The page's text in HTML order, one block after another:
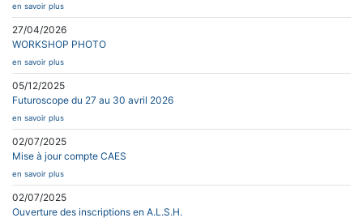
en savoir plus
27/04/2026
WORKSHOP PHOTO
en savoir plus
05/12/2025
Futuroscope du 27 au 30 avril 2026
en savoir plus
02/07/2025
Mise à jour compte CAES
en savoir plus
02/07/2025
Ouverture des inscriptions en A.L.S.H.